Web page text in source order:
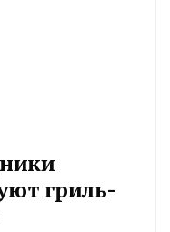
гриль-